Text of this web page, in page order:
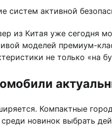
систем активной
из Китая уже сегодня
моделей премиум-
не только «на
Компактные
новинок выбрать